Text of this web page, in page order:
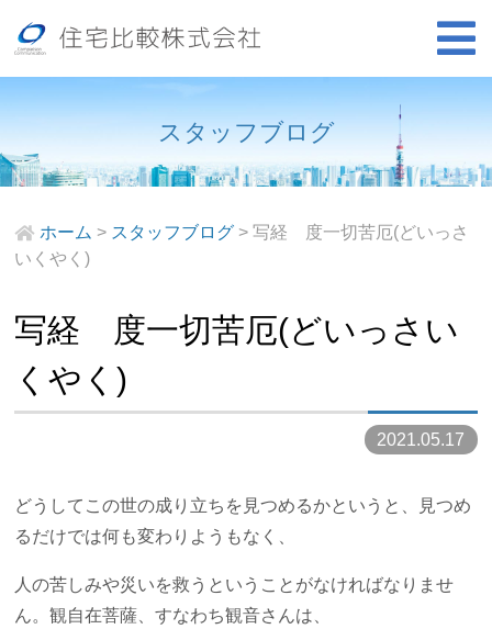
スタッフブログ
ホーム > スタッフブログ> 写経 度一切苦厄(どいっさ
いくやく)
写経 度一切苦厄(どいっさい
くやく)
2021.05.17
どうしてこの世の成り立ちを見つめるかというと、見つめ
るだけでは何も変わりようもなく、
人の苦しみや災いを救うということがなければなりませ
ん。観自在菩薩、すなわち観音さんは、